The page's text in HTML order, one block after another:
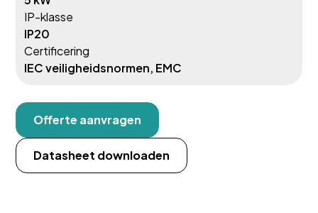
IP-klasse
IP20
Certificering
IEC veiligheidsnormen, EMC
Offerte aanvragen
Datasheet downloaden